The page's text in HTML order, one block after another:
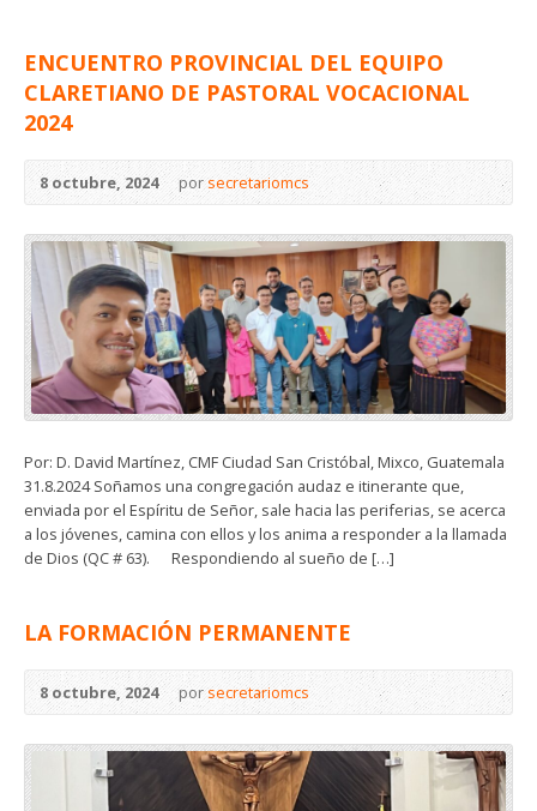
ENCUENTRO PROVINCIAL DEL EQUIPO
CLARETIANO DE PASTORAL VOCACIONAL
2024
8 octubre, 2024 por secretariomcs
Por: D. David Martínez, CMF Ciudad San Cristóbal, Mixco, Guatemala
31.8.2024 Soñamos una congregación audaz e itinerante que,
enviada por el Espíritu de Señor, sale hacia las periferias, se acerca
a los jóvenes, camina con ellos y los anima a responder a la llamada
de Dios (QC # 63). Respondiendo al sueño de […]
LA FORMACIÓN PERMANENTE
8 octubre, 2024 por secretariomcs